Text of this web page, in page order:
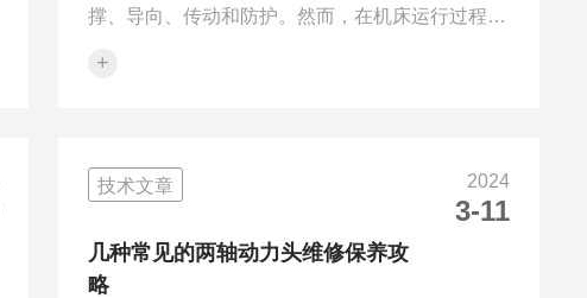
撑、导向、传动和防护。然而，在机床运行过程
工作环境。因此，控制机床钣金的振动和噪声是提
度，从而降低振动。例如，采用箱形结构、增加筋
板等方式来增强钣金的刚度。2.动态刚度优化：在
满足静态刚度的前提下，优化设备的动态刚度，以
降低振动。这可以通过有限元分析软件进行模...
+
技术文章 2024
3-11
几种常见的两轴动力头维修保养攻
略